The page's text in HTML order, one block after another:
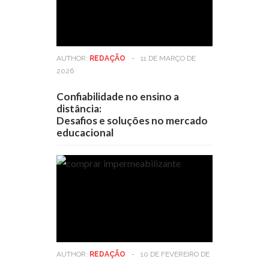
AUTHOR: REDAÇÃO -
11 DE MARÇO DE
2026
Confiabilidade no ensino a
distância:
Desafios e soluções no mercado
educacional
AUTHOR: REDAÇÃO -
10 DE FEVEREIRO DE